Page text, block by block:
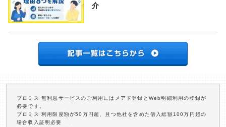
介
プロミス 無利息サービスのご利用にはメアド登録とWeb明細利用の登録が
必要です。
プロミス 利用限度額が50万円超、且つ他社を含めた借入総額100万円超の
場合収入証明必要